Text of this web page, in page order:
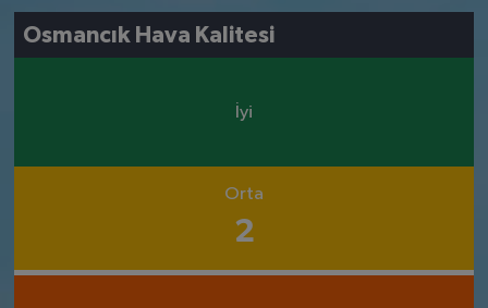
Osmancık Hava Kalitesi
İyi
Orta
2